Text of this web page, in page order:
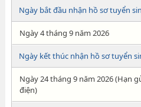
Ngày bắt đầu nhận hồ sơ tuyển
Ngày 4 tháng 9 năm 2026
Ngày kết thúc nhận hồ sơ tuyển
Ngày 24 tháng 9 năm 2026 (Hạn
điện)